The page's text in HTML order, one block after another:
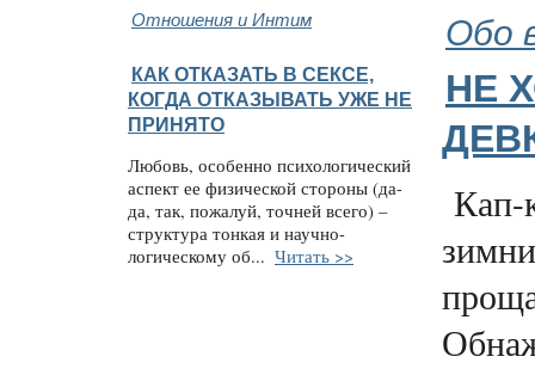
Отношения и Интим Обо
КАК ОТКАЗАТЬ В СЕКСЕ,
КОГДА ОТКАЗЫВАТЬ УЖЕ НЕ
ПРИНЯТО
Любовь, особенно психологический
аспект ее физической стороны (да-
да, так, пожалуй, точней всего) –
структура тонкая и научно-
логическому об... Читать >>
НЕ
Кап-